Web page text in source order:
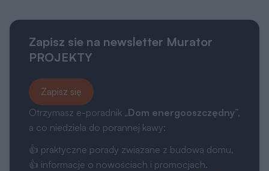
Zapisz sie na newsletter Murator
PROJEKTY
Zapisz się
Otrzymasz e-poradnik „Dom energooszczędny”,
a co niedziela do porannej kawy:
👍 praktyczne porady związane z budową domu,
👍 informacje o nowościach i promocjach.